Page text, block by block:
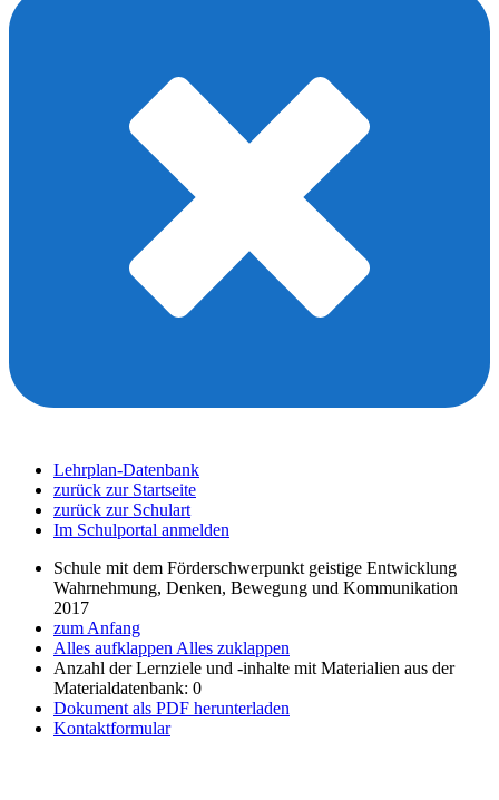
Lehrplan-Datenbank
zurück zur Startseite
zurück zur Schulart
Im Schulportal anmelden
Schule mit dem Förderschwerpunkt geistige Entwicklung
Wahrnehmung, Denken, Bewegung und Kommunikation
2017
zum Anfang
Alles aufklappen Alles zuklappen
Anzahl der Lernziele und -inhalte mit Materialien aus der
Materialdatenbank: 0
Dokument als PDF herunterladen
Kontaktformular